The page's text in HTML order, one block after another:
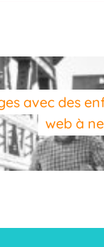
avec des
web à